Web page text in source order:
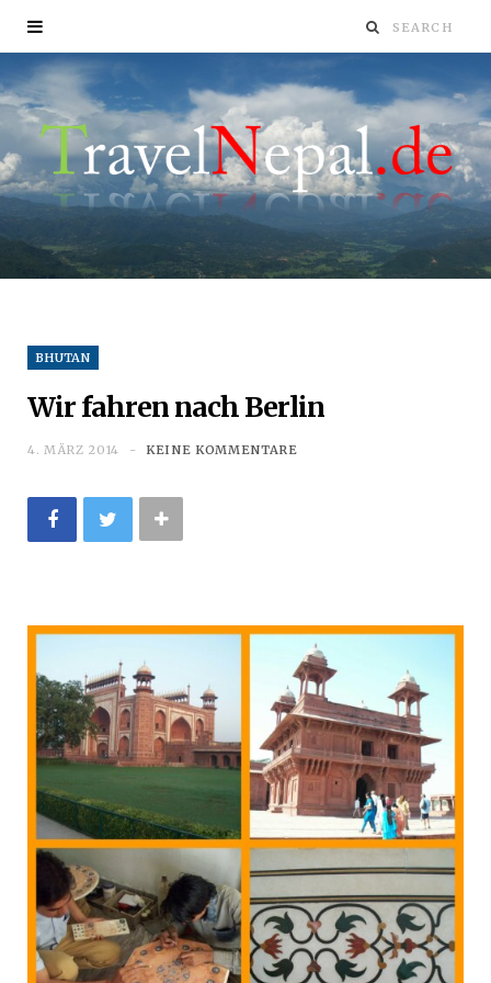
BHUTAN
Wir fahren nach Berlin
4. MÄRZ 2014 KEINE KOMMENTARE